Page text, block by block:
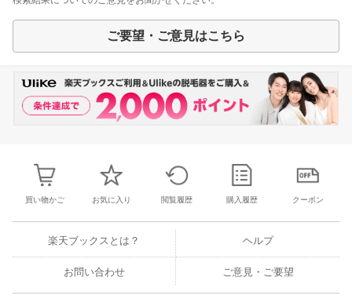
ご要望・ご意見はこちら
買い物かご お気に入り 閲覧履歴 購入履歴 クーポン
楽天ブックスとは？ ヘルプ
お問い合わせ ご意見・ご要望